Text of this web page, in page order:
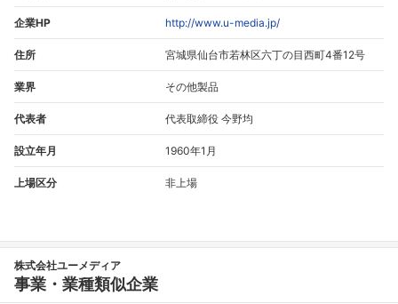
企業HP http://www.u-media.jp/
住所 宮城県仙台市若林区六丁の目西町4番12号
業界 その他製品
代表者 代表取締役 今野均
設立年月 1960年1月
上場区分 非上場
株式会社ユーメディア
事業・業種類似企業